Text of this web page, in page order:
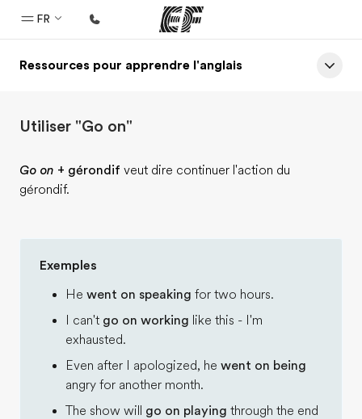
FR
Accueil
Programmes
Bureaux
EF recrute
Rejoignez nos équipes
Ressources pour apprendre l'anglais
Utiliser "Go on"
Go on + gérondif veut dire continuer l'action du
gérondif.
Exemples
He went on speaking for two hours.
I can't go on working like this - I'm
exhausted.
Even after I apologized, he went on being
angry for another month.
The show will go on playing through the end